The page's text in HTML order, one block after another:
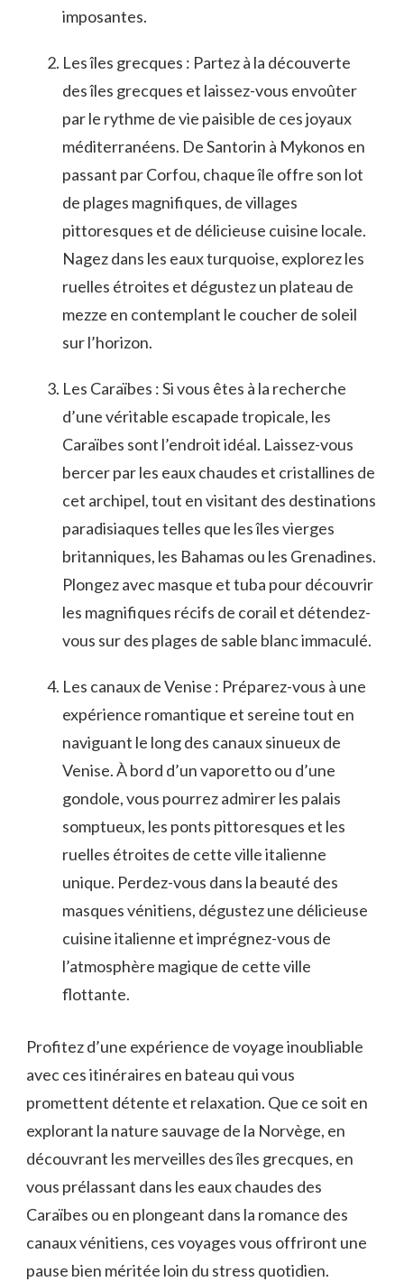
imposantes.
Les îles grecques : ‌Partez à la découverte
des îles grecques ⁢et laissez-vous envoûter
par le rythme‌ de vie paisible de‍ ces⁣ joyaux
méditerranéens. De Santorin à Mykonos ​en
passant par Corfou, chaque île⁢ offre son lot
de plages magnifiques, de villages
pittoresques et de ⁣délicieuse‌ cuisine locale.
Nagez dans les eaux turquoise, explorez les
ruelles étroites et dégustez un plateau ⁣de
mezze en contemplant le‌ coucher⁣ de soleil
sur l’horizon.
Les Caraïbes : Si‌ vous êtes à ⁣la recherche‌
d’une véritable ‌escapade tropicale,⁣ les
⁢Caraïbes sont l’endroit idéal. ‍Laissez-vous
bercer par les eaux ​chaudes ‌et‍ cristallines⁤ de ​
cet archipel, tout en ‌visitant des⁤ destinations⁢
paradisiaques telles​ que les îles vierges
britanniques, les Bahamas ou les⁤ Grenadines.
Plongez avec masque et‍ tuba⁢ pour découvrir
les magnifiques récifs de corail et détendez-
vous sur des plages de sable blanc immaculé.
Les canaux‌ de Venise : Préparez-vous à une
expérience romantique et sereine tout en
naviguant le long des canaux sinueux de
Venise. À bord d’un vaporetto‍ ou d’une⁤
gondole, vous pourrez​ admirer les palais
somptueux, les ponts pittoresques et les
ruelles étroites de cette ville italienne​
unique. ​Perdez-vous dans ⁣la beauté des
masques vénitiens,‌ dégustez ‍une délicieuse
cuisine italienne et imprégnez-vous de
l’atmosphère magique de cette ville
flottante.
Profitez d’une expérience de voyage inoubliable
avec ces ⁢itinéraires en bateau qui ‍vous
promettent détente ‌et‌ relaxation. Que ‍ce soit en
explorant la​ nature sauvage de⁢ la Norvège, en
découvrant les merveilles des îles grecques, en
⁣vous prélassant dans les eaux chaudes des
Caraïbes ou en plongeant dans‍ la romance des
canaux vénitiens, ces voyages vous offriront une
pause ‍bien méritée ⁣loin du stress quotidien. ​